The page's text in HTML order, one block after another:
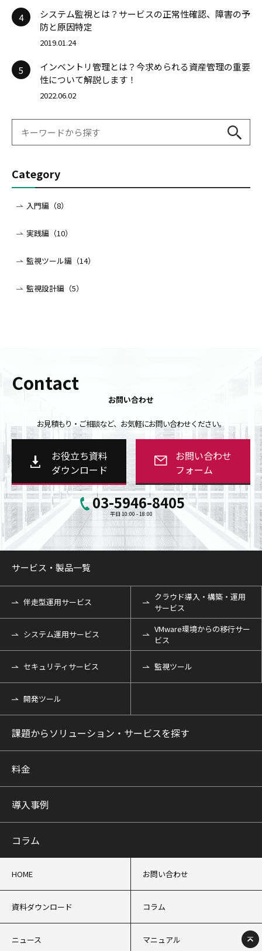
4
システム監視とは？サービスの正常性確認、障害の予
防と原因特定
2019.01.24
5
インベントリ管理とは？今求められる資産管理の重要
性について解説します！
2022.06.02
Category
入門編（8）
実践編（10）
監視ツール編（14）
監視設計編（5）
Contact
お問い合わせ
お見積もり・ご相談など、お気軽にお問い合わせください。
お役立ち資料
ダウンロード
お問い合わせ
フォーム
03-5946-8405
平日 10:00 - 18:00
サービス・製品一覧
伴走型運用サービス
クラウド導入・構築・運用
サービス
システム運用サービス
VMware環境からの移行サー
ビス
セキュリティサービス 監視ツール
開発ツール
課題からソリューション・サービスを探す
料金
導入事例
コラム
HOME お問い合わせ
資料ダウンロード コラム
ニュース マニュアル